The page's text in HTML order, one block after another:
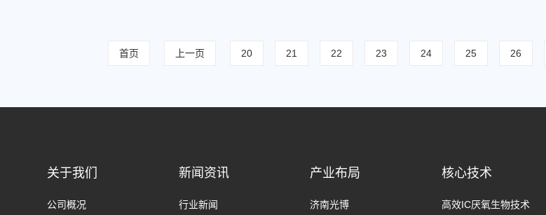
首页 上一页 20 21 22 23 24 25 26
关于我们
公司概况
新闻资讯
行业新闻
产业布局
济南光博
核心技术
高效IC厌氧生物技术